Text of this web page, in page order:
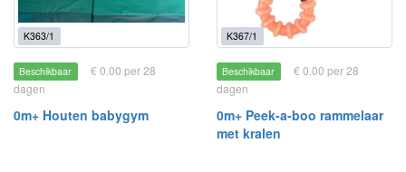
K363/1
Beschikbaar
€ 0.00 per 28
dagen
0m+ Houten babygym
K367/1
Beschikbaar
€ 0.00 per 28
dagen
0m+ Peek-a-boo rammelaar
met kralen